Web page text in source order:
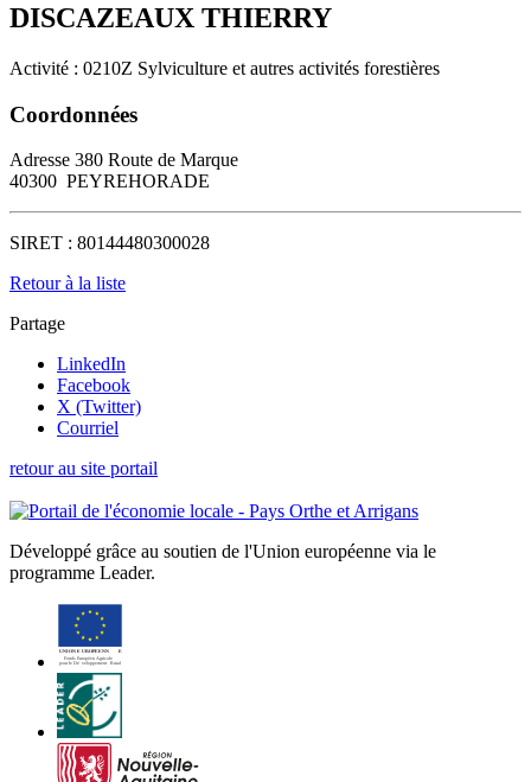
DISCAZEAUX THIERRY
Activité : 0210Z Sylviculture et autres activités forestières
Coordonnées
Adresse 380 Route de Marque
40300 PEYREHORADE
SIRET : 80144480300028
Retour à la liste
Partage
LinkedIn
Facebook
X (Twitter)
Courriel
retour au site portail
Développé grâce au soutien de l'Union européenne via le
programme Leader.